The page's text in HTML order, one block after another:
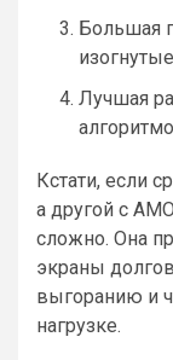
Большая
Лучшая
Кстати, если
а другой с
сложно. Она
экраны
выгоранию и
нагрузке.